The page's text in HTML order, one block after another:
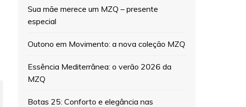
Sua mãe merece um MZQ – presente
especial
Outono em Movimento: a nova coleção MZQ
Essência Mediterrânea: o verão 2026 da
MZQ
Botas 25: Conforto e elegância nas